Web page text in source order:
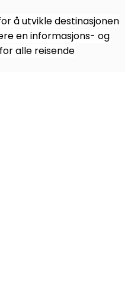
å utvikle destinasjonen
en informasjons- og
alle reisende